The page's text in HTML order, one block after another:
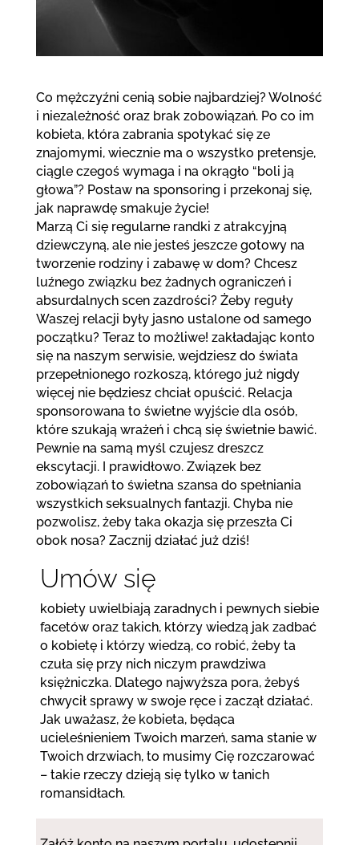
Co mężczyźni cenią sobie najbardziej? Wolność
i niezależność oraz brak zobowiązań. Po co im
kobieta, która zabrania spotykać się ze
znajomymi, wiecznie ma o wszystko pretensje,
ciągle czegoś wymaga i na okrągło “boli ją
głowa”? Postaw na sponsoring i przekonaj się,
jak naprawdę smakuje życie!
Marzą Ci się regularne randki z atrakcyjną
dziewczyną, ale nie jesteś jeszcze gotowy na
tworzenie rodziny i zabawę w dom? Chcesz
luźnego związku bez żadnych ograniczeń i
absurdalnych scen zazdrości? Żeby reguły
Waszej relacji były jasno ustalone od samego
początku? Teraz to możliwe! zakładając konto
się na naszym serwisie, wejdziesz do świata
przepełnionego rozkoszą, którego już nigdy
więcej nie będziesz chciał opuścić. Relacja
sponsorowana to świetne wyjście dla osób,
które szukają wrażeń i chcą się świetnie bawić.
Pewnie na samą myśl czujesz dreszcz
ekscytacji. I prawidłowo. Związek bez
zobowiązań to świetna szansa do spełniania
wszystkich seksualnych fantazji. Chyba nie
pozwolisz, żeby taka okazja się przeszła Ci
obok nosa? Zacznij działać już dziś!
Umów się
kobiety uwielbiają zaradnych i pewnych siebie
facetów oraz takich, którzy wiedzą jak zadbać
o kobietę i którzy wiedzą, co robić, żeby ta
czuła się przy nich niczym prawdziwa
księżniczka. Dlatego najwyższa pora, żebyś
chwycił sprawy w swoje ręce i zaczął działać.
Jak uważasz, że kobieta, będąca
ucieleśnieniem Twoich marzeń, sama stanie w
Twoich drzwiach, to musimy Cię rozczarować
– takie rzeczy dzieją się tylko w tanich
romansidłach.